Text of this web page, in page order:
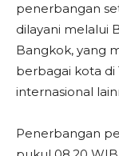
penerbangan
dilayani melalui
Bangkok, yang
berbagai kota di
internasional
Penerbangan